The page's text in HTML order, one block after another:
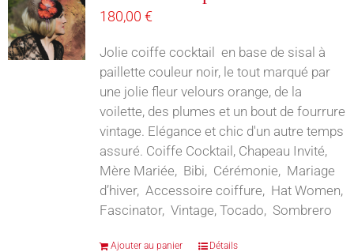
180,00 €
Jolie coiffe cocktail en base de sisal à
paillette couleur noir, le tout marqué par
une jolie fleur velours orange, de la
voilette, des plumes et un bout de fourrure
vintage. Elégance et chic d'un autre temps
assuré. Coiffe Cocktail, Chapeau Invité,
Mère Mariée, Bibi, Cérémonie, Mariage
d’hiver, Accessoire coiffure, Hat Women,
Fascinator, Vintage, Tocado, Sombrero
Ajouter au panier Détails